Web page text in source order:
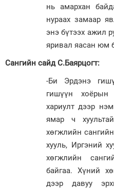
нь амархан
нураах замаар
энэ бүтээх ажил
яривал яасан юм
Сангийн сайд С.Баярцогт:
-Би Эрдэнэ
гишүүн хоёрын
хариулт дээр
ямар ч
хөгжлийн
хууль, Иргэний
хөгжлийн
байгаа. Хүний
дээр давуу